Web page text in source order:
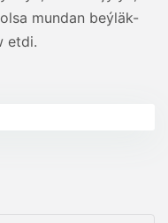
mundan beýläk-
etdi.